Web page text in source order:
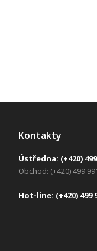
Kontakty
Ústředna: (+420)
Obchod: (+420) 499
Hot-line: (+420) 499